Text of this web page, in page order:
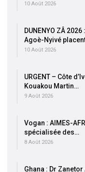
10 Août 2026
DUNENYO ZÂ
Agoè-Nyivé
10 Août 2026
URGENT – Côte
Kouakou Martin…
9 Août 2026
Vogan : AIMES-
spécialisée des…
8 Août 2026
Ghana : Dr